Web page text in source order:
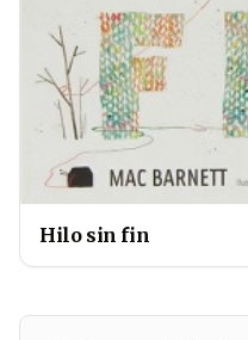
Hilo sin fin